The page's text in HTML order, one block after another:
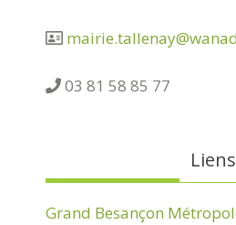
03 81 58 85 77
Liens
Grand Besançon